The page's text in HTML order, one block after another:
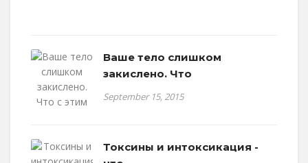
Ваше тело слишком
закислено. Что
September 15, 2015
Токсины и интоксикация -